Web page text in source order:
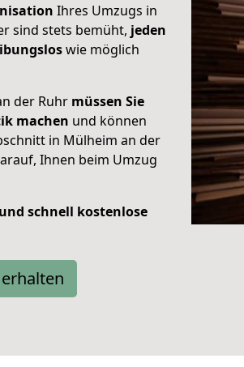
Ihres Umzugs in
sind stets bemüht, jeden
wie möglich
der Ruhr müssen Sie
machen und können
in Mülheim an der
Ihnen beim Umzug
schnell kostenlose